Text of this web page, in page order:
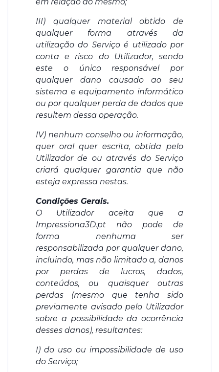
III) qualquer material obtido de
qualquer forma através da
utilização do Serviço é utilizado por
conta e risco do Utilizador, sendo
este o único responsável por
qualquer dano causado ao seu
sistema e equipamento informático
ou por qualquer perda de dados que
resultem dessa operação.
IV) nenhum conselho ou informação,
quer oral quer escrita, obtida pelo
Utilizador de ou através do Serviço
criará qualquer garantia que não
esteja expressa nestas.
Condições Gerais.
O Utilizador aceita que a
Impressiona3D.pt não pode de
forma nenhuma ser
responsabilizada por qualquer dano,
incluindo, mas não limitado a, danos
por perdas de lucros, dados,
conteúdos, ou quaisquer outras
perdas (mesmo que tenha sido
previamente avisado pelo Utilizador
sobre a possibilidade da ocorrência
desses danos), resultantes:
I) do uso ou impossibilidade de uso
do Serviço;